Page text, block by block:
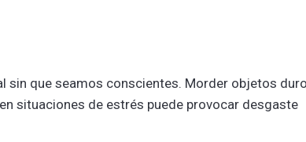
que seamos conscientes. Morder objetos
situaciones de estrés puede provocar desgaste